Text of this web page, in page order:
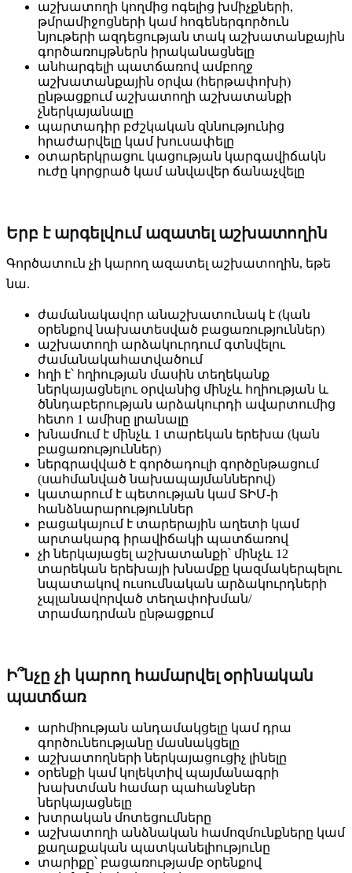
աշխատողի կողմից ոգելից խմիչքների,
թմրամիջոցների կամ հոգեներգործուն
նյութերի ազդեցության տակ աշխատանքային
գործառույթներն իրականացնելը
անհարգելի պատճառով ամբողջ
աշխատանքային օրվա (հերթափոխի)
ընթացքում աշխատողի աշխատանքի
չներկայանալը
պարտադիր բժշկական զննությունից
հրաժարվելը կամ խուսափելը
օտարերկրացու կացության կարգավիճակն
ուժը կորցրած կամ անվավեր ճանաչվելը
Երբ է արգելվում ազատել աշխատողին
Գործատուն չի կարող ազատել աշխատողին, եթե
նա.
ժամանակավոր անաշխատունակ է (կան
օրենքով նախատեսված բացառություններ)
աշխատողի արձակուրդում գտնվելու
ժամանակահատվածում
հղի է՝ հղիության մասին տեղեկանք
ներկայացնելու օրվանից մինչև հղիության և
ծննդաբերության արձակուրդի ավարտումից
հետո 1 ամիսը լրանալը
խնամում է մինչև 1 տարեկան երեխա (կան
բացառություններ)
ներգրավված է գործադուլի գործընթացում
(սահմանված նախապայմաններով)
կատարում է պետության կամ ՏԻՄ-ի
հանձնարարություններ
բացակայում է տարերային աղետի կամ
արտակարգ իրավիճակի պատճառով
չի ներկայացել աշխատանքի՝ մինչև 12
տարեկան երեխայի խնամքը կազմակերպելու
նպատակով ուսումնական արձակուրդների
չպլանավորված տեղափոխման/
տրամադրման ընթացքում
Ի՞նչը չի կարող համարվել օրինական
պատճառ
արհմիության անդամակցելը կամ դրա
գործունեությանը մասնակցելը
աշխատողների ներկայացուցիչ լինելը
օրենքի կամ կոլեկտիվ պայմանագրի
խախտման համար պահանջներ
ներկայացնելը
խտրական մոտեցումները
աշխատողի անձնական համոզմունքները կամ
քաղաքական պատկանելիությունը
տարիքը՝ բացառությամբ օրենքով